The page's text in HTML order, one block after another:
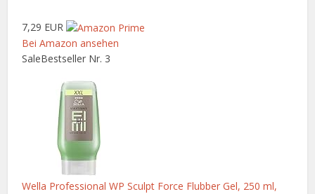
7,29 EUR
Bei Amazon ansehen
SaleBestseller Nr. 3
Wella Professional WP Sculpt Force Flubber Gel, 250 ml,